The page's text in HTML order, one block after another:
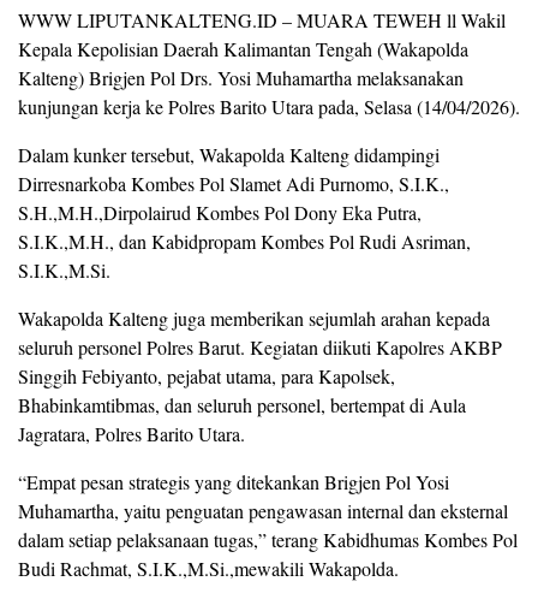
WWW LIPUTANKALTENG.ID – MUARA TEWEH ll Wakil
Kepala Kepolisian Daerah Kalimantan Tengah (Wakapolda
Kalteng) Brigjen Pol Drs. Yosi Muhamartha melaksanakan
kunjungan kerja ke Polres Barito Utara pada, Selasa (14/04/2026).
Dalam kunker tersebut, Wakapolda Kalteng didampingi
Dirresnarkoba Kombes Pol Slamet Adi Purnomo, S.I.K.,
S.H.,M.H.,Dirpolairud Kombes Pol Dony Eka Putra,
S.I.K.,M.H., dan Kabidpropam Kombes Pol Rudi Asriman,
S.I.K.,M.Si.
Wakapolda Kalteng juga memberikan sejumlah arahan kepada
seluruh personel Polres Barut. Kegiatan diikuti Kapolres AKBP
Singgih Febiyanto, pejabat utama, para Kapolsek,
Bhabinkamtibmas, dan seluruh personel, bertempat di Aula
Jagratara, Polres Barito Utara.
“Empat pesan strategis yang ditekankan Brigjen Pol Yosi
Muhamartha, yaitu penguatan pengawasan internal dan eksternal
dalam setiap pelaksanaan tugas,” terang Kabidhumas Kombes Pol
Budi Rachmat, S.I.K.,M.Si.,mewakili Wakapolda.